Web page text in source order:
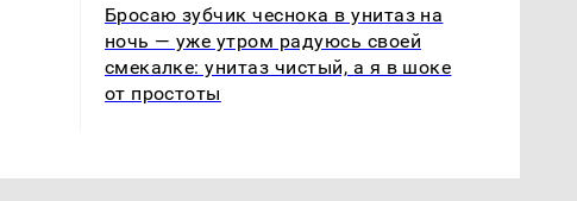
Бросаю зубчик чеснока в унитаз на
ночь — уже утром радуюсь своей
смекалке: унитаз чистый, а я в шоке
от простоты